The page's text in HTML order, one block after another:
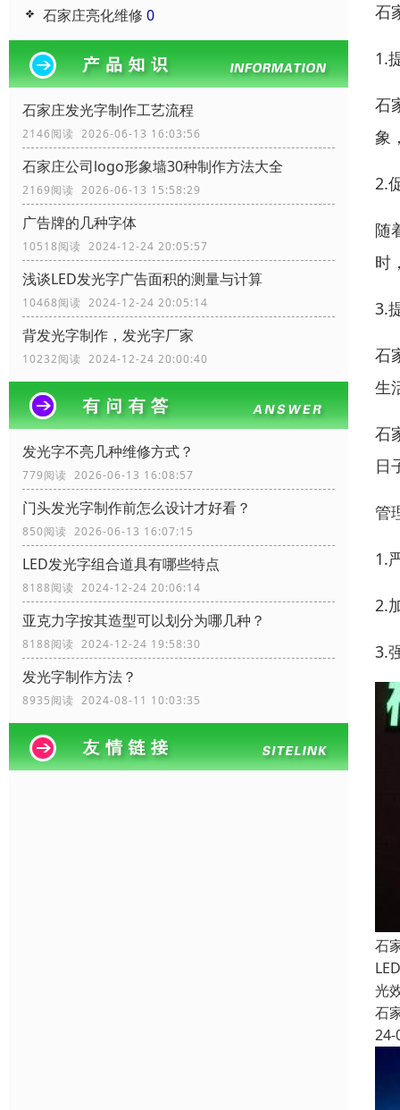
石家庄亮化维修 0
石家庄发光字制作工艺流程
2146阅读 2026-06-13 16:03:56
石家庄公司logo形象墙30种制作方法大全
2169阅读 2026-06-13 15:58:29
广告牌的几种字体
10518阅读 2024-12-24 20:05:57
浅谈LED发光字广告面积的测量与计算
10468阅读 2024-12-24 20:05:14
背发光字制作，发光字厂家
10232阅读 2024-12-24 20:00:40
发光字不亮几种维修方式？
779阅读 2026-06-13 16:08:57
门头发光字制作前怎么设计才好看？
850阅读 2026-06-13 16:07:15
LED发光字组合道具有哪些特点
8188阅读 2024-12-24 20:06:14
亚克力字按其造型可以划分为哪几种？
8188阅读 2024-12-24 19:58:30
发光字制作方法？
8935阅读 2024-08-11 10:03:35
石
1.
石
象
2.
随
时
3.
石
生
石
日
管
1.
2.
3.
石
光
石
24-